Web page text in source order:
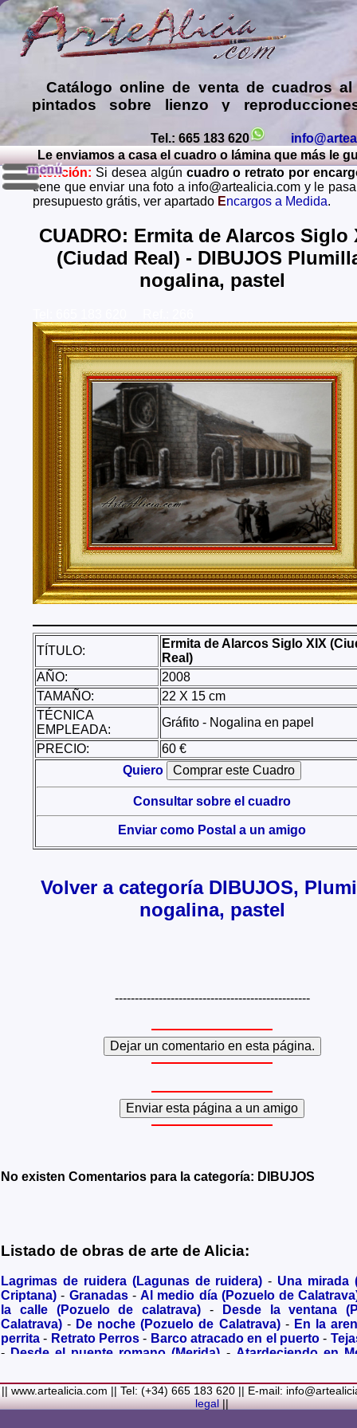
Catálogo online de venta de cuadros al
pintados sobre lienzo y
láminas de mis propias pinturas y
comprar cuadrosde muy diversos
Encargarcopias de pinturas de
famosos ,retratos de personas o
óleo, pastel, carboncillo… o
paisajes mendiante envío de fotos
grátis y sin compromiso)
Envios a toda España: Alava, Albacete, Alicante,
Asturias, Avila, Badajoz, Islas Baleares, Barcelona,
Caceres, Cadiz, Cantabria, Castellon, Ceuta,
Lugo, Madrid, Malaga, Melilla, Murcia, Navarra,
Palencia, Las Palmas, Pontevedra, Salamanca, Santa
Tenerife, Segovia, Sevilla, Soria, Tarragona, Teruel,
Valencia, Valladolid, Vizcaya, Zamora, Zaragoza.
También realizo envíos de mis cuadros o pinturas
lugares del mundo como pueden ser Estados Unidos,
Alemania, Gran Bretaña, Francia, Argentina, Italia...
Tel.: 665 183 620
Le enviamos a casa el cuadro o lámina que más le
Atención: Si desea algún cuadro o retrato por
tiene que enviar una foto a info@artealicia.com y le
presupuesto grátis, ver apartado Encargos a Medida.
CUADRO: Ermita de Alarcos Siglo
(Ciudad Real) - DIBUJOS
nogalina, pastel
TÍTULO:
Ermita de Alarcos Siglo XIX
Real)
AÑO:
2008
TAMAÑO:
22 X 15 cm
TÉCNICA
EMPLEADA:
Gráfito - Nogalina en papel
PRECIO:
60 €
Quiero
Consultar sobre el cuadro
Enviar como Postal a un amigo
Volver a categoría DIBUJOS,
nogalina, pastel
-------------------------------------------------
No existen Comentarios para la categoría: DIBUJOS
Listado de obras de arte de Alicia:
Lagrimas de ruidera (Lagunas de ruidera) - Una mirada
Criptana) - Granadas-Al medio día (Pozuelo de
la calle (Pozuelo de calatrava) -
Desde la ventana
Calatrava) - De noche (Pozuelo de Calatrava)- En la
perrita - Retrato Perros - Barco atracado en el puerto -
- Desde el puente romano (Merida) - Atardeciendo en
(Bolaños de Calatrava)-Membrillos madurando al sol-
costa-A dormir (Cuadro infantil)-En flor-Ramo de
Familiar-La fuente (La Alhambra de Granada)-Acuarela
|| www.artealicia.com || Tel: (+34) 665 183 620 || E-mail:
legal||